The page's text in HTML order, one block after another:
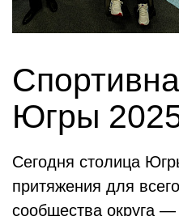
Югры
Сегодня столица
притяжения для
сообщества округа